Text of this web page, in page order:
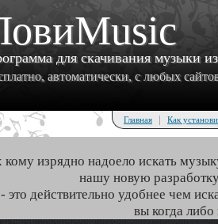
для скачивания музыки
автоматически, с любых
Главная | Как
кому изрядно надоело искать
нашу новую
это действительно удобнее чем
вы когда либо